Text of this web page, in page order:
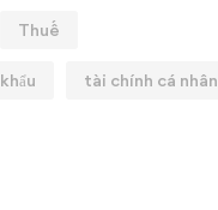
Thuế
tài chính cá nhân